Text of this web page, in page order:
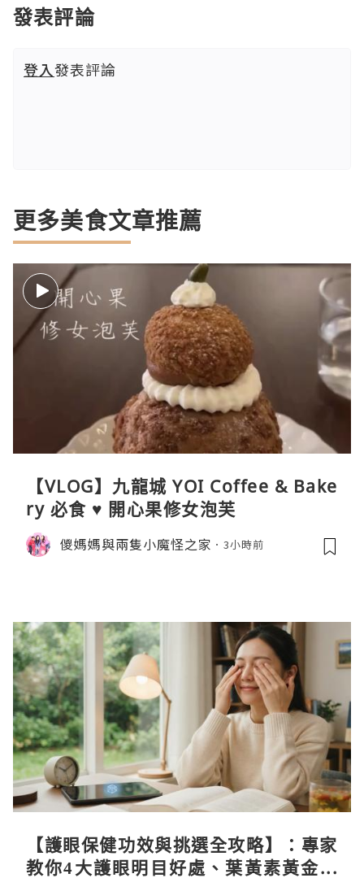
發表評論
登入發表評論
更多美食文章推薦
【VLOG】九龍城 YOI Coffee & Bake
ry 必食 ♥ 開心果修女泡芙
儍媽媽與兩隻小魔怪之家 3小時前
【護眼保健功效與挑選全攻略】：專家
教你4大護眼明目好處、葉黃素黃金比